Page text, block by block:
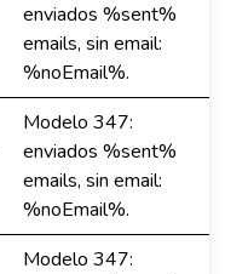
enviados %sent%
emails, sin email:
%noEmail%.
Modelo 347:
enviados %sent%
emails, sin email:
%noEmail%.
Modelo 347: